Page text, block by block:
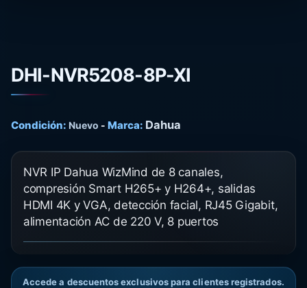
DHI-NVR5208-8P-XI
Condición: Nuevo - Marca: Dahua
NVR IP Dahua WizMind de 8 canales,
compresión Smart H265+ y H264+, salidas
HDMI 4K y VGA, detección facial, RJ45 Gigabit,
alimentación AC de 220 V, 8 puertos
Accede a descuentos exclusivos para clientes registrados.